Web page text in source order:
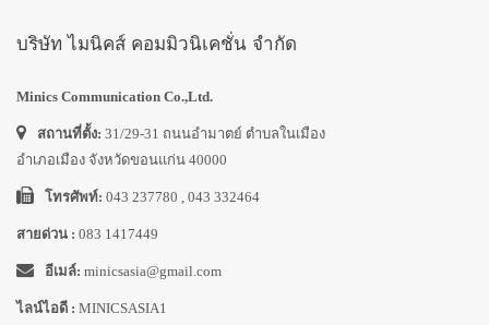
บริษัท ไมนิคส์ คอมมิวนิเคชั่น จำกัด
Minics Communication Co.,Ltd.
สถานที่ตั้ง: 31/29-31 ถนนอำมาตย์ ตำบลในเมือง
อำเภอเมือง จังหวัดขอนแก่น 40000
โทรศัพท์: 043 237780 , 043 332464
สายด่วน : 083 1417449
อีเมล์: minicsasia@gmail.com
ไลน์ไอดี : MINICSASIA1